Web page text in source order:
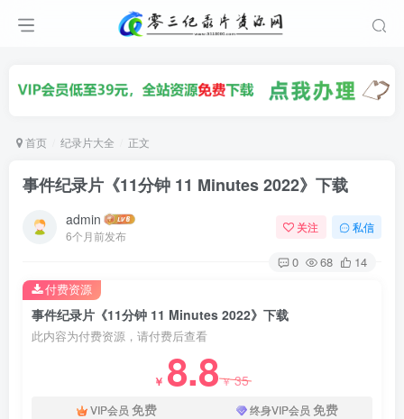
首页 纪录片大全 正文
事件纪录片《11分钟 11 Minutes 2022》下载
admin
6个月前发布
关注 私信
0 68 14
事件纪录片《11分钟 11 Minutes 2022》下载
此内容为付费资源，请付费后查看
￥ 8.8￥35
VIP会员 免费 终身VIP会员 免费
付费资源